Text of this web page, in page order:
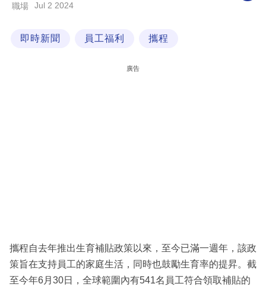
區
職場 Jul 2 2024
即時新聞 員工福利 攜程
廣告
攜程自去年推出生育補貼政策以來，至今已滿一週年，該政
策旨在支持員工的家庭生活，同時也鼓勵生育率的提昇。截
至今年6月30日，全球範圍內有541名員工符合領取補貼的